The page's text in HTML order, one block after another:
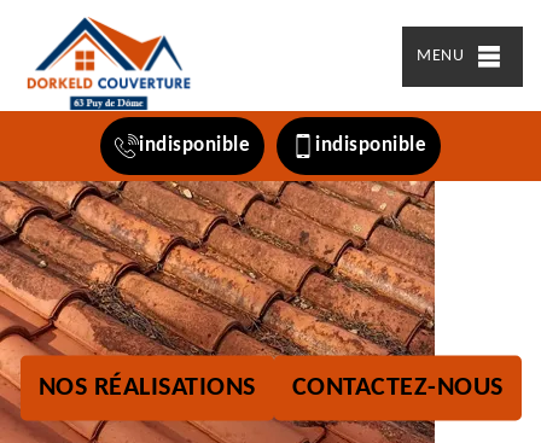
MENU
indisponible indisponible
NOS RÉALISATIONS CONTACTEZ-NOUS